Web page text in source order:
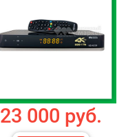
23 000 руб.